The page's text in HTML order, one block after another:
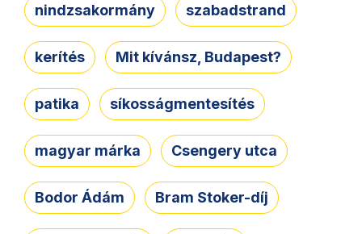
nindzsakormány szabadstrand
kerítés Mit kívánsz, Budapest?
patika síkosságmentesítés
magyar márka Csengery utca
Bodor Ádám Bram Stoker-díj